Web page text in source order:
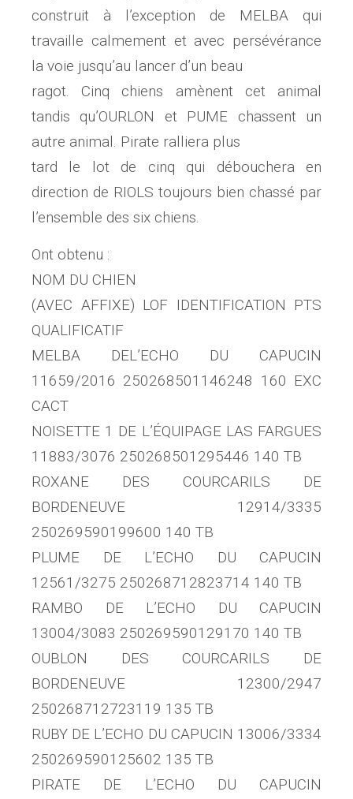
construit à l’exception de MELBA qui
travaille calmement et avec persévérance
la voie jusqu’au lancer d’un beau
ragot. Cinq chiens amènent cet animal
tandis qu’OURLON et PUME chassent un
autre animal. Pirate ralliera plus
tard le lot de cinq qui débouchera en
direction de RIOLS toujours bien chassé par
l’ensemble des six chiens.
Ont obtenu :
NOM DU CHIEN
(AVEC AFFIXE) LOF IDENTIFICATION PTS
QUALIFICATIF
MELBA DEL’ECHO DU CAPUCIN
11659/2016 250268501146248 160 EXC
CACT
NOISETTE 1 DE L’ÉQUIPAGE LAS FARGUES
11883/3076 250268501295446 140 TB
ROXANE DES COURCARILS DE
BORDENEUVE 12914/3335
250269590199600 140 TB
PLUME DE L’ECHO DU CAPUCIN
12561/3275 250268712823714 140 TB
RAMBO DE L’ECHO DU CAPUCIN
13004/3083 250269590129170 140 TB
OUBLON DES COURCARILS DE
BORDENEUVE 12300/2947
250268712723119 135 TB
RUBY DE L’ECHO DU CAPUCIN 13006/3334
250269590125602 135 TB
PIRATE DE L’ECHO DU CAPUCIN